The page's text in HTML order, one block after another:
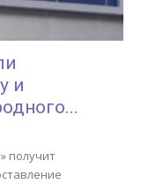
и
получит